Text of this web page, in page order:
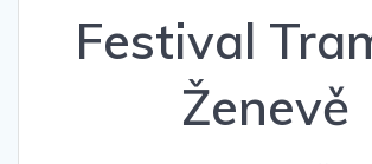
Festival
Ženevě